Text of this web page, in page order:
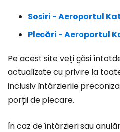
Sosiri - Aeroportul
Plecări - Aeroportul
Pe acest site veți găsi
actualizate cu privire la
inclusiv întârzierile
porții de plecare.
În caz de întârzieri sau